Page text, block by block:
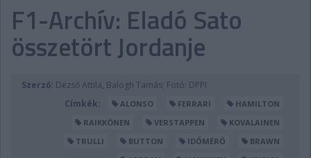
PODCAST
SHOP
LIVE
TIPPJÁTÉK
DIGITÁLIS MAGAZIN
PONTÁLLÁSOK
F1-Archív: Eladó Sato
összetört Jordanje
Szerző: Dezső Attila, Balogh Tamás; Fotó: DPPI
Címkék:
ALONSO FERRARI
HAMILTON
RAIKKÖNEN
VERSTAPPEN
KOVALAINEN
TRULLI
BUTTON IDŐMÉRŐ
BRAWN